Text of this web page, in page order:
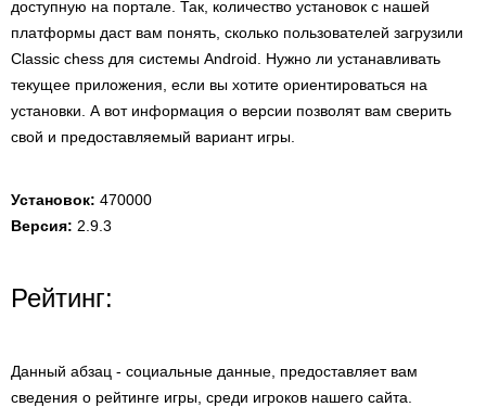
доступную на портале. Так, количество установок с нашей
платформы даст вам понять, сколько пользователей загрузили
Classic chess для системы Android. Нужно ли устанавливать
текущее приложения, если вы хотите ориентироваться на
установки. А вот информация о версии позволят вам сверить
свой и предоставляемый вариант игры.
Установок: 470000
Версия: 2.9.3
Рейтинг:
Данный абзац - социальные данные, предоставляет вам
сведения о рейтинге игры, среди игроков нашего сайта.